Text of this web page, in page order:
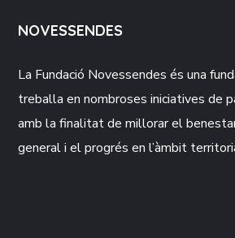
NOVESSENDES
La Fundació Novessendes és una
treballa en nombroses iniciatives de
amb la finalitat de millorar el
general i el progrés en l’àmbit